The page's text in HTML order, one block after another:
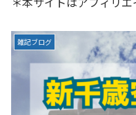
雑記ブログ